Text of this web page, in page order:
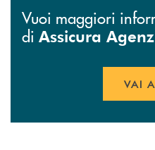
Vuoi maggiori
di Assicura
VAI